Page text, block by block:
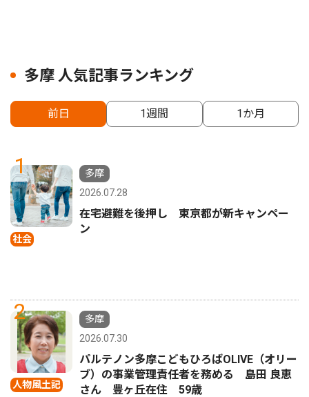
多摩 人気記事ランキング
前日 1週間 1か月
1
社会
多摩
2026.07.28
在宅避難を後押し 東京都が新キャンペー
ン
2
人物風土記
多摩
2026.07.30
パルテノン多摩こどもひろばOLIVE（オリー
ブ）の事業管理責任者を務める 島田 良恵
さん 豊ヶ丘在住 59歳